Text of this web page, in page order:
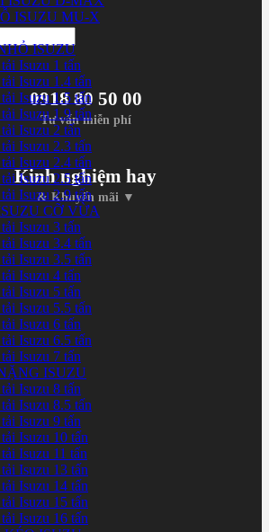
0918 80 50 00
Tư vấn miễn phí
Kinh nghiệm hay
& Khuyến mãi ▼
ISUZU MU-X
ISUZU
Isuzu 1 tấn
Isuzu 1.4 tấn
Isuzu 1.5 tấn
Isuzu 1.9 tấn
Isuzu 2 tấn
Isuzu 2.3 tấn
Isuzu 2.4 tấn
Isuzu 2.5 tấn
Isuzu 2.9 tấn
CỠ VỪA
Isuzu 3 tấn
Isuzu 3.4 tấn
Isuzu 3.5 tấn
Isuzu 4 tấn
Isuzu 5 tấn
Isuzu 5.5 tấn
Isuzu 6 tấn
Isuzu 6.5 tấn
Isuzu 7 tấn
ISUZU
Isuzu 8 tấn
Isuzu 8.5 tấn
Isuzu 9 tấn
Isuzu 10 tấn
Isuzu 11 tấn
Isuzu 13 tấn
Isuzu 14 tấn
Isuzu 15 tấn
Isuzu 16 tấn